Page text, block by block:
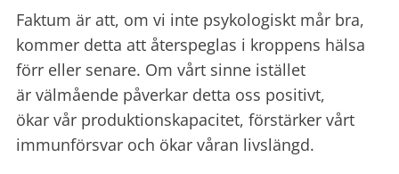
Faktum är att, om vi inte psykologiskt mår bra,
kommer detta att återspeglas i kroppens hälsa
förr eller senare. Om vårt sinne istället
är välmående påverkar detta oss positivt,
ökar vår produktionskapacitet, förstärker vårt
immunförsvar och ökar våran livslängd.